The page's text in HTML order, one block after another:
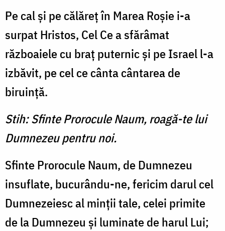
Pe cal şi pe călăreţ în Marea Roşie i-a
surpat Hristos, Cel Ce a sfărâmat
războaiele cu braţ puternic şi pe Israel l-a
izbăvit, pe cel ce cânta cântarea de
biruinţă.
Stih: Sfinte Prorocule Naum, roagă-te lui
Dumnezeu pentru noi.
Sfinte Prorocule Naum, de Dumnezeu
insu­flate, bucurându-ne, fericim darul cel
Dumnezeiesc al minţii tale, celei primite
de la Dum­nezeu şi luminate de harul Lui;